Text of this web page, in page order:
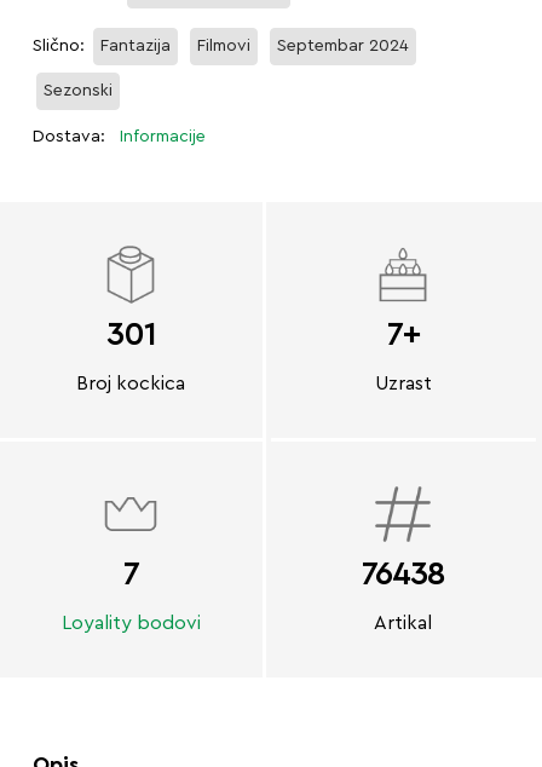
Slično: Fantazija Filmovi Septembar 2024
Sezonski
Dostava: Informacije
301
Broj kockica
7+
Uzrast
7
Loyality bodovi
76438
Artikal